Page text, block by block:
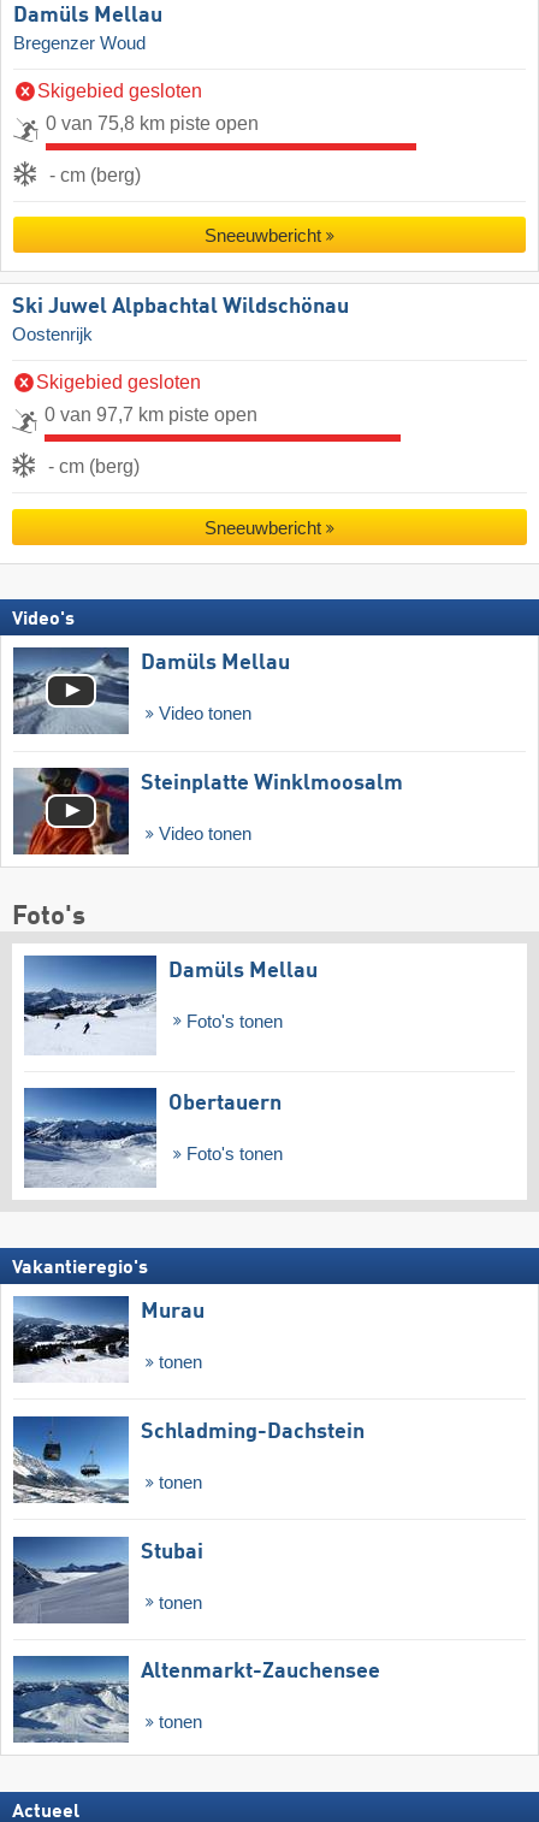
Damüls Mellau
Bregenzer Woud
Skigebied gesloten
0 van 75,8 km piste open
- cm (berg)
Sneeuwbericht
Ski Juwel Alpbachtal Wildschönau
Oostenrijk
Skigebied gesloten
0 van 97,7 km piste open
- cm (berg)
Sneeuwbericht
Video's
Damüls Mellau
Video tonen
Steinplatte Winklmoosalm
Video tonen
Foto's
Damüls Mellau
Foto's tonen
Obertauern
Foto's tonen
Vakantieregio's
Murau
tonen
Schladming-Dachstein
tonen
Stubai
tonen
Altenmarkt-Zauchensee
tonen
Actueel